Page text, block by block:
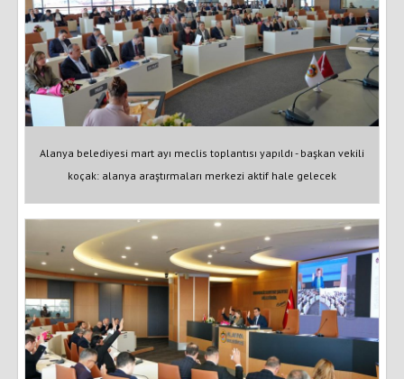
Alanya belediyesi mart ayı meclis toplantısı yapıldı - başkan vekili
koçak: alanya araştırmaları merkezi aktif hale gelecek